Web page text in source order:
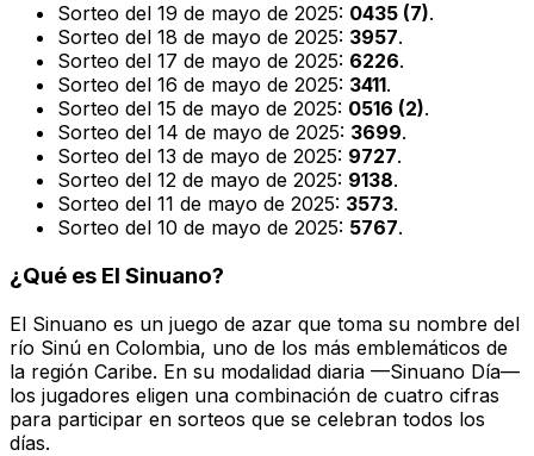
Sorteo del 19 de mayo de 2025: 0435 (7).
Sorteo del 18 de mayo de 2025: 3957.
Sorteo del 17 de mayo de 2025: 6226.
Sorteo del 16 de mayo de 2025: 3411.
Sorteo del 15 de mayo de 2025: 0516 (2).
Sorteo del 14 de mayo de 2025: 3699.
Sorteo del 13 de mayo de 2025: 9727.
Sorteo del 12 de mayo de 2025: 9138.
Sorteo del 11 de mayo de 2025: 3573.
Sorteo del 10 de mayo de 2025: 5767.
¿Qué es El Sinuano?
El Sinuano es un juego de azar que toma su nombre del
río Sinú en Colombia, uno de los más emblemáticos de
la región Caribe. En su modalidad diaria —Sinuano Día—
los jugadores eligen una combinación de cuatro cifras
para participar en sorteos que se celebran todos los
días.